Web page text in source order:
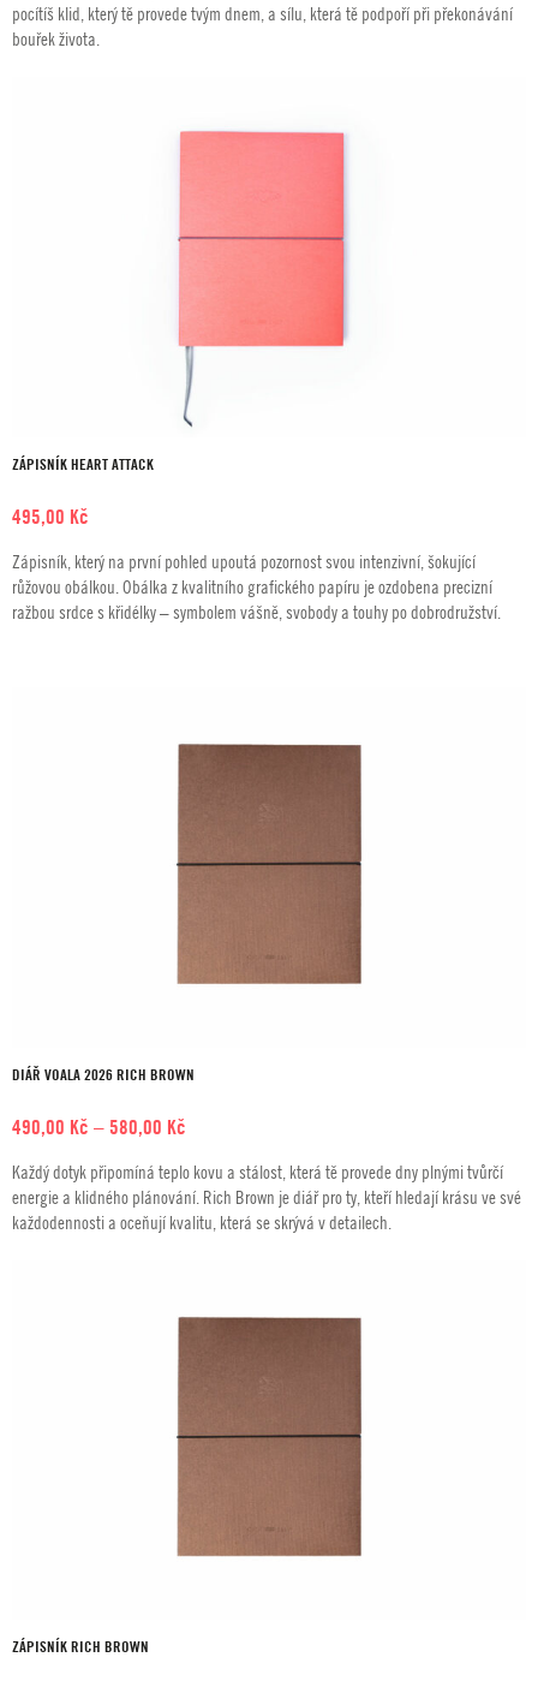
až
pocítíš klid, který tě provede tvým dnem, a sílu, která tě podpoří při překonávání
bouřek života.
ZÁPISNÍK HEART ATTACK
495,00 Kč
Zápisník, který na první pohled upoutá pozornost svou intenzivní, šokující
růžovou obálkou. Obálka z kvalitního grafického papíru je ozdobena precizní
ražbou srdce s křidélky – symbolem vášně, svobody a touhy po dobrodružství.
DIÁŘ VOALA 2026 RICH BROWN
490,00 Kč –580,00 Kč
490,00 Kč
až
Každý dotyk připomíná teplo kovu a stálost, která tě provede dny plnými tvůrčí
energie a klidného plánování. Rich Brown je diář pro ty, kteří hledají krásu ve své
každodennosti a oceňují kvalitu, která se skrývá v detailech.
ZÁPISNÍK RICH BROWN